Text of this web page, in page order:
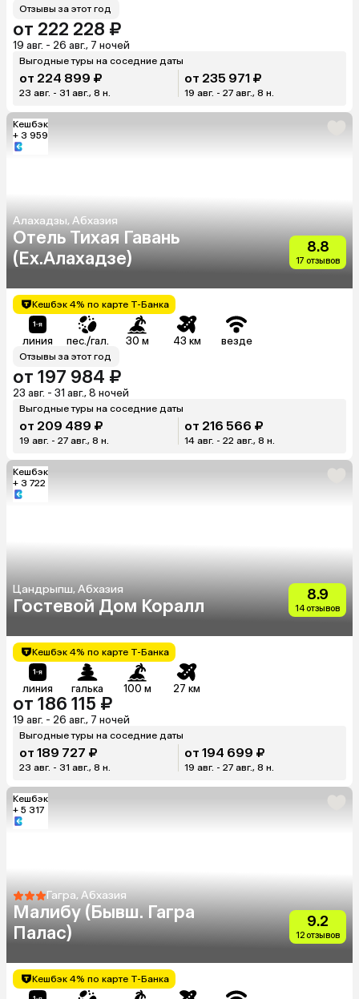
Отзывы за этот год
от 222 228 ₽
19 авг. - 26 авг., 7 ночей
Выгодные туры на соседние даты
от 224 899 ₽
23 авг. - 31 авг., 8 н.
от 235 971 ₽
19 авг. - 27 авг., 8 н.
Кешбэк
+ 3 959
Алахадзы, Абхазия
Отель Тихая Гавань
(Ex.Алахадзе)
8.8
17 отзывов
Кешбэк 4% по карте Т-Банка
линия пес./гал. 30 м 43 км везде
Отзывы за этот год
от 197 984 ₽
23 авг. - 31 авг., 8 ночей
Выгодные туры на соседние даты
от 209 489 ₽
19 авг. - 27 авг., 8 н.
от 216 566 ₽
14 авг. - 22 авг., 8 н.
Кешбэк
+ 3 722
Цандрыпш, Абхазия
Гостевой Дом Коралл
8.9
14 отзывов
Кешбэк 4% по карте Т-Банка
линия галька 100 м 27 км
от 186 115 ₽
19 авг. - 26 авг., 7 ночей
Выгодные туры на соседние даты
от 189 727 ₽
23 авг. - 31 авг., 8 н.
от 194 699 ₽
19 авг. - 27 авг., 8 н.
Кешбэк
+ 5 317
Гагра, Абхазия
Малибу (Бывш. Гагра
Палас)
9.2
12 отзывов
Кешбэк 4% по карте Т-Банка